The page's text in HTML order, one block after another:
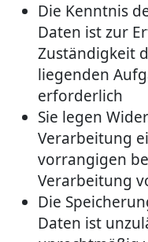
Die Kenntnis
Daten ist zur
Zuständigkeit
liegenden
erforderlich
Sie legen
Verarbeitung
vorrangigen
Verarbeitung
Die
Daten ist